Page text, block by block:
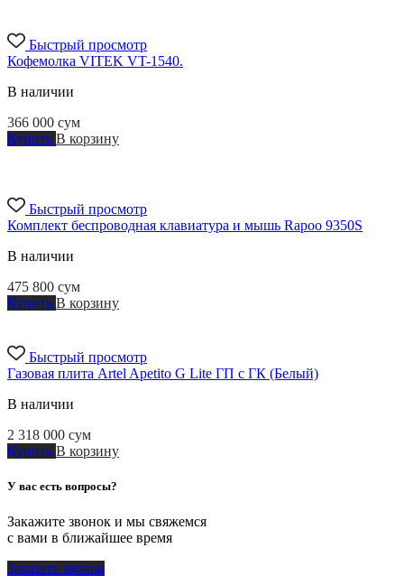
Быстрый просмотр
Кофемолка VITEK VT-1540.
В наличии
366 000 сум
Купить В корзину
Быстрый просмотр
Комплект беспроводная клавиатура и мышь Rapoo 9350S
В наличии
475 800 сум
Купить В корзину
Быстрый просмотр
Газовая плита Artel Apetito G Lite ГП с ГК (Белый)
В наличии
2 318 000 сум
Купить В корзину
У вас есть вопросы?
Закажите звонок и мы свяжемся
с вами в ближайшее время
Заказать звонок